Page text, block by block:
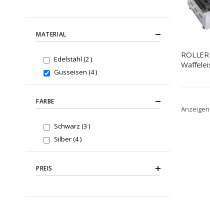
Anzeigen
MATERIAL
Edelstahl 2items
Gusseisen 4items
FARBE
Schwarz 3 items
Silber 4items
PREIS